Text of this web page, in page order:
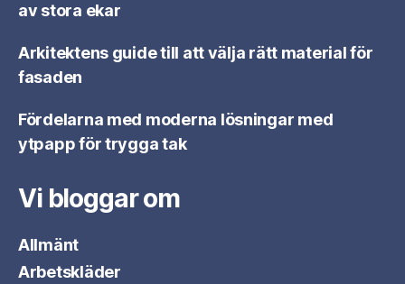
av stora ekar
Arkitektens guide till att välja rätt material för
fasaden
Fördelarna med moderna lösningar med
ytpapp för trygga tak
Vi bloggar om
Allmänt
Arbetskläder